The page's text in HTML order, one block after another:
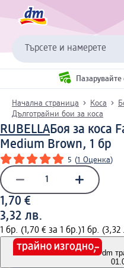
Търсете и намерете
Начална страница Коса
Дълготрайни бои за коса
RUBELLAБоя за косa
Medium Brown, 1 бр
5 (1 Оценка)
1,70 €
3,32 лв.
1 бр. (1,70 € за 1 бр.)1 бр. (3,32
dm